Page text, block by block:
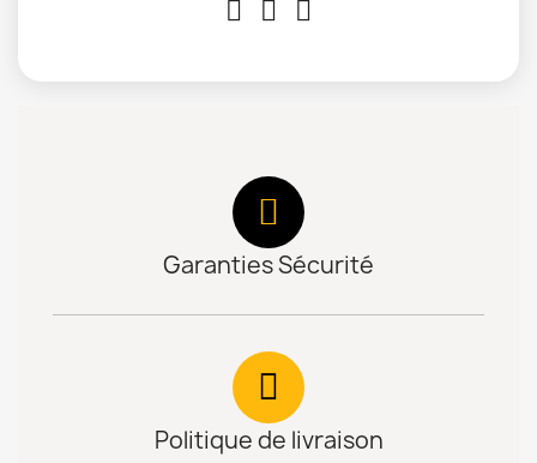
Garanties Sécurité
Politique de livraison